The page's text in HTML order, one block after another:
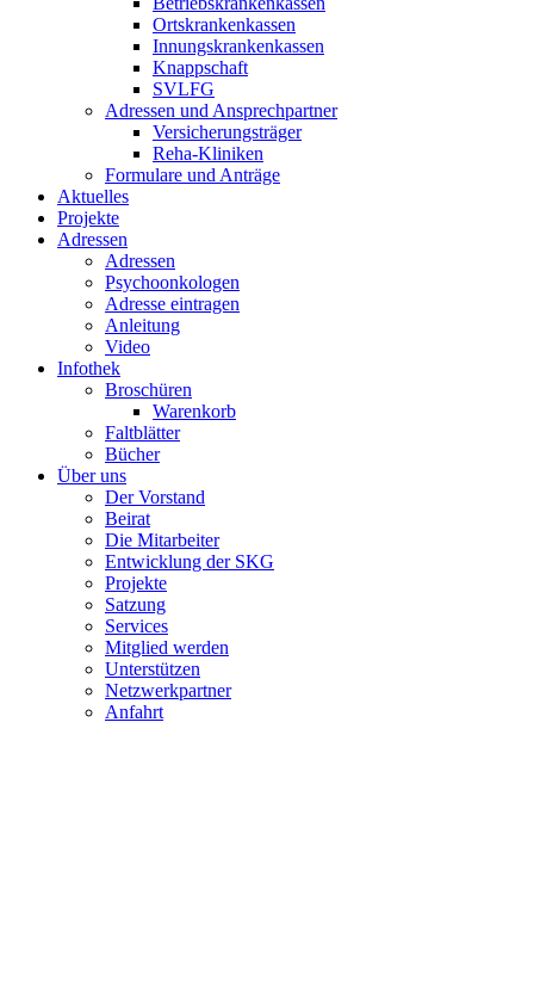
Ortskrankenkassen
Innungskrankenkassen
Knappschaft
SVLFG
Adressen und Ansprechpartner
Versicherungsträger
Reha-Kliniken
Formulare und Anträge
Aktuelles
Projekte
Adressen
Adressen
Psychoonkologen
Adresse eintragen
Anleitung
Video
Infothek
Broschüren
Warenkorb
Faltblätter
Bücher
Über uns
Der Vorstand
Beirat
Die Mitarbeiter
Entwicklung der SKG
Projekte
Satzung
Services
Mitglied werden
Unterstützen
Netzwerkpartner
Anfahrt